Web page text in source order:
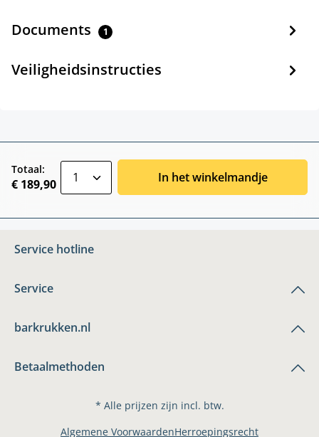
Documents 1
Veiligheidsinstructies
Totaal:
€ 189,90 In het winkelmandje
Service hotline
Service
barkrukken.nl
Betaalmethoden
* Alle prijzen zijn incl. btw.
Algemene VoorwaardenHerroepingsrecht